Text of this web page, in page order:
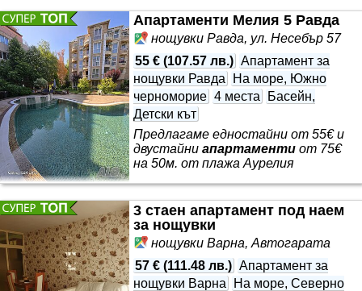
басейн. Южен. 💶 Цена: - май :(свободно) - летният сезон
е -- юни (свободен )40€ за двама -- юли -(сеободен) 50€ ---
август (свободно)60€ --- септември (свободен ) 40€ ✨
Идеален за един човек или двойка - за дистанционна
работа и спокоен релакс. 📍
Апартаменти Мелия 5 Равда
нощувки Равда, ул. Несебър 57
55 € (107.57 лв.) Апартамент за
нощувки Равда
На море, Южно
черноморие 4 места
Басейн,
Детски кът
Предлагаме едностайни от 55€ и
двустайни апартаменти от 75€
на 50м. от плажа Аурелия
3 стаен апартамент под наем
за нощувки
нощувки Варна, Автогарата
57 € (111.48 лв.) Апартамент за
нощувки Варна
На море, Северно